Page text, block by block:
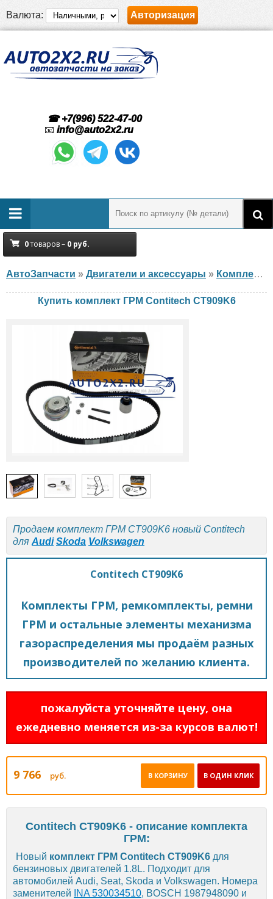
Валюта: Авторизация
☎ +7(996) 522-47-00
📧 info@auto2x2.ru
0товаров – 0 руб.
АвтоЗапчасти » Двигатели и аксессуары » Комплект ГРМ
Купить комплект ГРМ Contitech CT909K6
Продаем комплект ГРМ CT909K6 новый Contitech
для Audi Skoda Volkswagen
Contitech CT909K6
Комплекты ГРМ, ремкомплекты, ремни
ГРМ и остальные элементы механизма
газораспределения мы продаём разных
производителей по желанию клиента.
пожалуйста уточняйте цену, она
ежедневно меняется из-за курсов валют!
9 766 руб. В ОДИН КЛИК
В КОРЗИНУ
Contitech CT909K6 - описание комплекта
ГРМ:
Новый комплект ГРМ Contitech CT909K6 для
бензиновых двигателей 1.8L. Подходит для
автомобилей Audi, Seat, Skoda и Volkswagen. Номера
заменителей
INA 530034510, BOSCH 1987948090 и